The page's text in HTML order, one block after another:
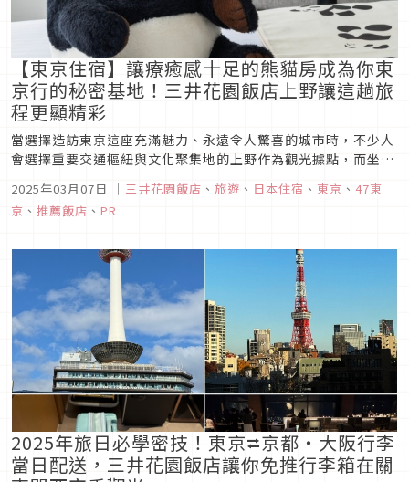
【東京住宿】讓療癒感十足的熊貓房成為你東
京行的秘密基地！三井花園飯店上野讓這趟旅
程更顯精彩
當選擇造訪東京這座充滿魅力、永遠令人驚喜的城市時，不少人
會選擇重要交通樞紐與文化聚集地的上野作為觀光據點，而坐落
於此的「三井花園飯店上野」，可說是完全符合想要輕鬆觀光的
最佳地理要件！ 距離JR上野站的淺草口僅需步行 2 分鐘的該飯
店，讓你無論是想前往都內的各大景點、抑或想搭乘新幹線投奔
2025年03月07日 ｜ 三井花園飯店 、 旅遊 、 日本住宿 、 東京 、 47東
京 、 推薦飯店 、 PR
2025年旅日必學密技！東京⮂京都・大阪行李
當日配送，三井花園飯店讓你免推行李箱在關